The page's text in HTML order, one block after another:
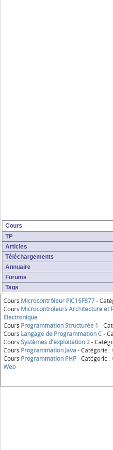
Cours
TP
Articles
Téléchargements
Annuaire
Forums
Tags
Cours Microcontrôleur PIC16F877-
Cours Microcontroleurs Architecture et
Electronique
Cours Programmation Structurée 1 -
Cours Langage de Programmation C-
Cours Systèmes d'exploitation 2-
Cours Programmation Java- Catégorie :
Cours Programmation PHP- Catégorie :
Web